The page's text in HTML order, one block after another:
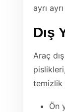
ayrı
Dış
Araç
temizlik
Ön